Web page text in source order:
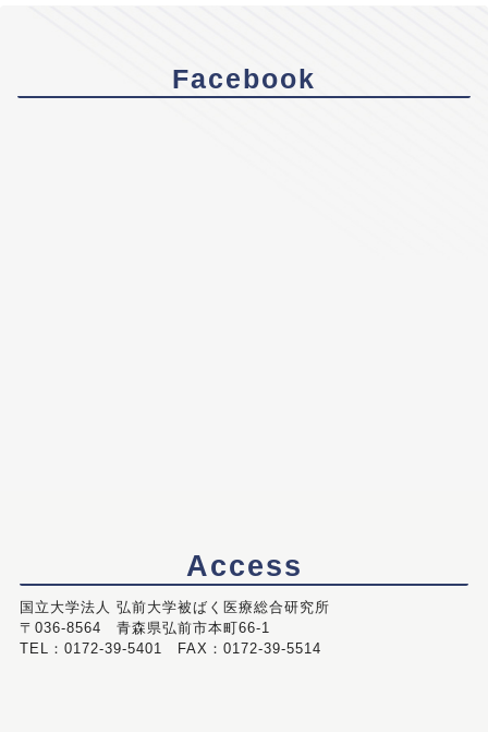
Facebook
Access
国立大学法人 弘前大学被ばく医療総合研究所
〒036-8564 青森県弘前市本町66-1
TEL：0172-39-5401 FAX：0172-39-5514